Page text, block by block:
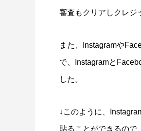
ステッカー制作事例
審査もクリアしクレジ
また、Instagramや
で、Instagramと
した。
↓このように、
貼ることができるので